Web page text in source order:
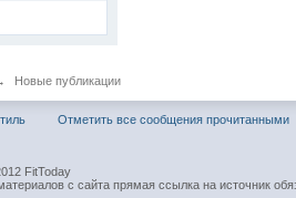
Новые публикации
Отметить все сообщения прочитанными
FitToday
с сайта прямая ссылка на источник